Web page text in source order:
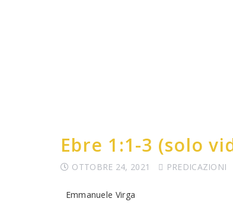
Ebre 1:1-3 (solo
OTTOBRE 24, 2021 PREDICAZIONI
Emmanuele Virga